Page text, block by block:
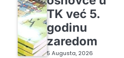
TK već 5.
godinu
zaredom
5 Augusta, 2026